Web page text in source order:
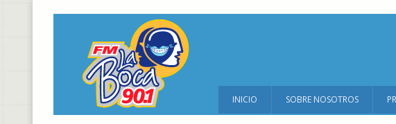
INICIO SOBRE NOSOTROS